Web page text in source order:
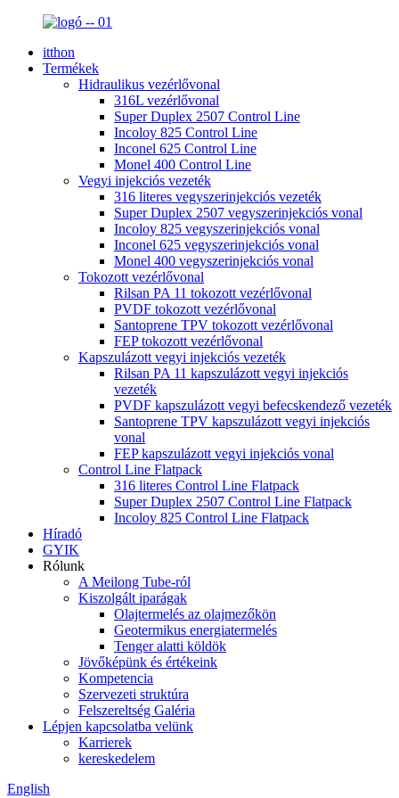
itthon
Termékek
Hidraulikus vezérlővonal
316L vezérlővonal
Super Duplex 2507 Control Line
Incoloy 825 Control Line
Inconel 625 Control Line
Monel 400 Control Line
Vegyi injekciós vezeték
316 literes vegyszerinjekciós vezeték
Super Duplex 2507 vegyszerinjekciós vonal
Incoloy 825 vegyszerinjekciós vonal
Inconel 625 vegyszerinjekciós vonal
Monel 400 vegyszerinjekciós vonal
Tokozott vezérlővonal
Rilsan PA 11 tokozott vezérlővonal
PVDF tokozott vezérlővonal
Santoprene TPV tokozott vezérlővonal
FEP tokozott vezérlővonal
Kapszulázott vegyi injekciós vezeték
Rilsan PA 11 kapszulázott vegyi injekciós
vezeték
PVDF kapszulázott vegyi befecskendező vezeték
Santoprene TPV kapszulázott vegyi injekciós
vonal
FEP kapszulázott vegyi injekciós vonal
Control Line Flatpack
316 literes Control Line Flatpack
Super Duplex 2507 Control Line Flatpack
Incoloy 825 Control Line Flatpack
Híradó
GYIK
Rólunk
A Meilong Tube-ról
Kiszolgált iparágak
Olajtermelés az olajmezőkön
Geotermikus energiatermelés
Tenger alatti köldök
Jövőképünk és értékeink
Kompetencia
Szervezeti struktúra
Felszereltség Galéria
Lépjen kapcsolatba velünk
Karrierek
kereskedelem
English